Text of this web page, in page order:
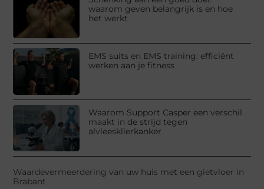
waarom geven belangrijk is en hoe
het werkt
EMS suits en EMS training: efficiënt
werken aan je fitness
Waarom Support Casper een verschil
maakt in de strijd tegen
alvleesklierkanker
Waardevermeerdering van uw huis met een gietvloer in
Brabant